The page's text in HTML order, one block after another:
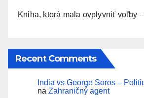
Kniha, ktorá mala ovplyvniť voľby
Recent Comments
India vs George Soros –
na Zahraničný agent